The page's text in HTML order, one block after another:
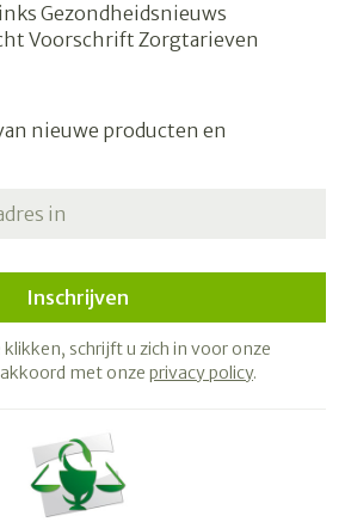
Gezondheidsnieuws
Voorschrift Zorgtarieven
nieuwe producten en
Inschrijven
schrijft u zich in voor onze
met onze privacy policy.